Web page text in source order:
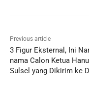
Previous article
3 Figur Eksternal, Ini
nama Calon Ketua
Sulsel yang Dikirim ke